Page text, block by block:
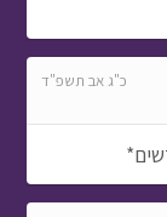
כ"ג אב תשפ"ד